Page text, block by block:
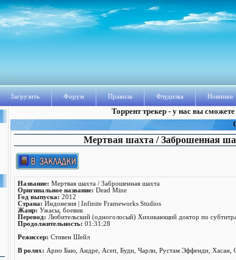
Загрузить Форум Правила Флудилка Новинки
Торрент трекер - у нас вы
Мертвая шахта / Заброшенная
Название: Мертвая шахта / Заброшенная шахта
Оригинальное название: Dead Mine
Год выпуска: 2012
Страна: Индонезия | Infinite Frameworks Studios
Жанр: Ужасы, боевик
Перевод: Любительский (одноголосый) Хихикающий доктор по
Продолжительность: 01:31:28
Режисcер: Стивен Шейл
В ролях: Арио Баю, Андре, Асеп, Буди, Чарли, Рустам Эффенди, Хасан,